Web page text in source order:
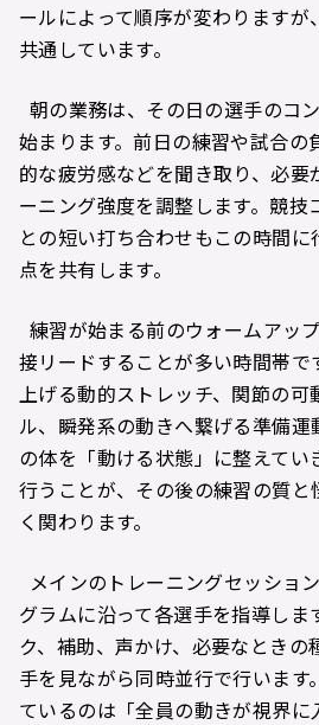
ールによって順序が変わります
共通しています。
朝の業務は、その日の選手のコ
始まります。前日の練習や試合の
的な疲労感などを聞き取り、必
ーニング強度を調整します。競技
との短い打ち合わせもこの時間
点を共有します。
練習が始まる前のウォームアッ
接リードすることが多い時間帯で
上げる動的ストレッチ、関節の可
ル、瞬発系の動きへ繋げる準備
の体を「動ける状態」に整えてい
行うことが、その後の練習の質と
く関わります。
メインのトレーニングセッショ
グラムに沿って各選手を指導しま
ク、補助、声かけ、必要なとき
手を見ながら同時並行で行います
ているのは「全員の動きが視界に